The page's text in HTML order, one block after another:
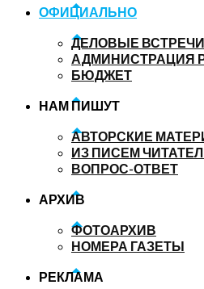
ОФИЦИАЛЬНО
ДЕЛОВЫЕ ВСТРЕЧИ
АДМИНИСТРАЦИЯ
БЮДЖЕТ
НАМ ПИШУТ
АВТОРСКИЕ
ИЗ ПИСЕМ
ВОПРОС-ОТВЕТ
АРХИВ
ФОТОАРХИВ
НОМЕРА ГАЗЕТЫ
РЕКЛАМА